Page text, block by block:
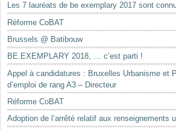
Les 7 lauréats de be exemplary 2017 sont
Réforme CoBAT
Brussels @ Batibouw
BE.EXEMPLARY 2018, … c’est parti !
Appel à candidatures : Bruxelles Urbanisme et
d’emploi de rang A3 – Directeur
Réforme CoBAT
Adoption de l’arrêté relatif aux renseignements